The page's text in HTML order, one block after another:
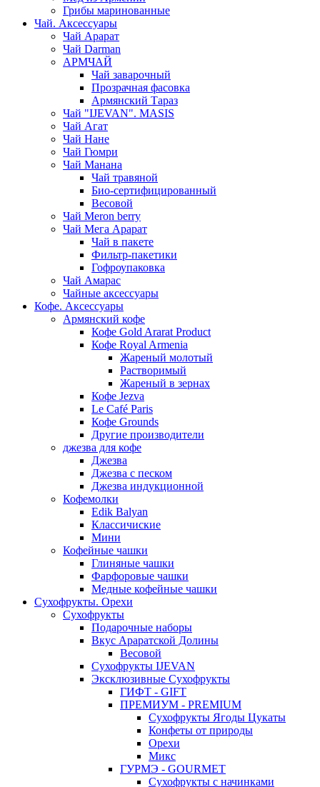
Грибы маринованные
Чай. Аксессуары
Чай Арарат
Чай Darman
АРМЧАЙ
Чай заварочный
Прозрачная фасовка
Армянский Тараз
Чай "IJEVAN". MASIS
Чай Агат
Чай Нане
Чай Гюмри
Чай Манана
Чай травяной
Био-сертифицированный
Весовой
Чай Meron berry
Чай Мега Арарат
Чай в пакете
Фильтр-пакетики
Гофроупаковка
Чай Амарас
Чайные аксессуары
Кофе. Аксессуары
Армянский кофе
Кофе Gold Ararat Product
Кофе Royal Armenia
Жареный молотый
Растворимый
Жареный в зернах
Кофе Jezva
Le Café Paris
Кофе Grounds
Другие производители
джезва для кофе
Джезва
Джезва с песком
Джезва индукционной
Кофемолки
Edik Balyan
Классичиские
Мини
Кофейные чашки
Глиняные чашки
Фарфоровые чашки
Медные кофейные чашки
Сухофрукты. Орехи
Сухофрукты
Подарочные наборы
Вкус Араратской Долины
Весовой
Сухофрукты IJEVAN
Эксклюзивные Сухофрукты
ГИФТ - GIFT
ПРЕМИУМ - PREMIUM
Сухофрукты Ягоды Цукаты
Конфеты от природы
Орехи
Микс
ГУРМЭ - GOURMET
Сухофрукты с начинками